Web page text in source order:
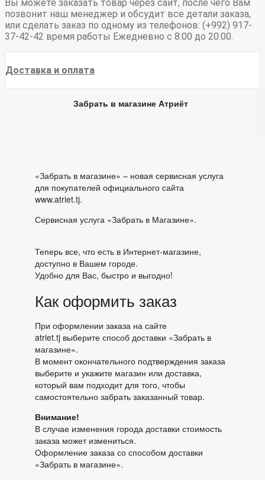
Вы можете заказать товар через сайт, после чего Вам
позвонит наш менеджер и обсудит все детали заказа,
или сделать заказ по одному из телефонов: (+992) 917-
37-42-42 время работы Ежедневно с 8:00 до 20:00.
Доставка и оплата
Забрать в магазине Атриёт
«Забрать в магазине» – новая сервисная услуга
для покупателей официального сайта
www.atriet.tj.
Сервисная услуга «Забрать в Магазине».
Теперь все, что есть в Интернет-магазине,
доступно в Вашем городе.
Удобно для Вас, быстро и выгодно!
Как оформить заказ
При оформлении заказа на сайте
atriet.tj выберите способ доставки «Забрать в
магазине».
В момент окончательного подтверждения заказа
выберите и укажите магазин или доставка,
который вам подходит для того, чтобы
самостоятельно забрать заказанный товар.
Внимание!
В случае изменения города доставки стоимость
заказа может измениться.
Оформление заказа со способом доставки
«Забрать в магазине».